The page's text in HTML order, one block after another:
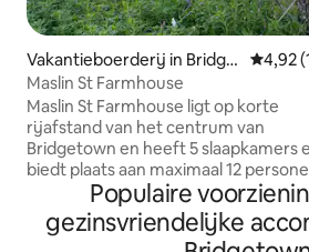
Vakantieboerderij in Bridge
town
4,92
Maslin St Farmhouse
Maslin St Farmhouse ligt op korte
rijafstand van het centrum van
Bridgetown en heeft 5 slaapkamers
biedt plaats aan maximaal 12
Geniet van een wandeling door de
tuinen en verken de paddocks en
terwijl je naar de schapen, alpaca 's,
Populaire
gezinsvriendelijke